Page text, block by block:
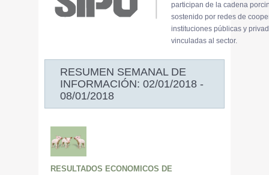
participan de la cadena
sostenido por redes de
instituciones públicas y
vinculadas al sector.
RESUMEN SEMANAL DE
INFORMACIÓN: 02/01/2018 -
08/01/2018
RESULTADOS ECONOMICOS DE